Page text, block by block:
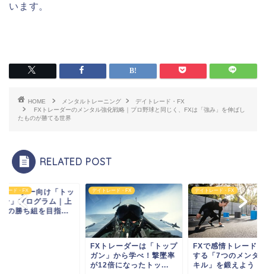
います。
HOME メンタルトレーニング
デイトレード・FX
FXトレーダーのメンタル強化戦略｜プロ野球と同じく、FXは「強み」を伸ばし
たものが勝てる世界
RELATED POST
レード・FX
レーダー向け「トッ
ン」プログラム｜上
の勝ち組を目指...
デイトレード・FX
FXトレーダーは「トップ
ガン」から学べ！撃墜率
が12倍になったトッ...
デイトレード・FX
FXで感情トレード
する「7つのメンタ
キル」を鍛えよう！